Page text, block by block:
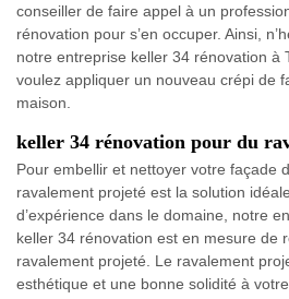
conseiller de faire appel à un
rénovation pour s’en occuper. Ainsi,
notre entreprise keller 34 rénovation à
voulez appliquer un nouveau crépi de
maison.
keller 34 rénovation pour du
Pour embellir et nettoyer votre façade
ravalement projeté est la solution
d’expérience dans le domaine, notre
keller 34 rénovation est en mesure de
ravalement projeté. Le ravalement
esthétique et une bonne solidité à